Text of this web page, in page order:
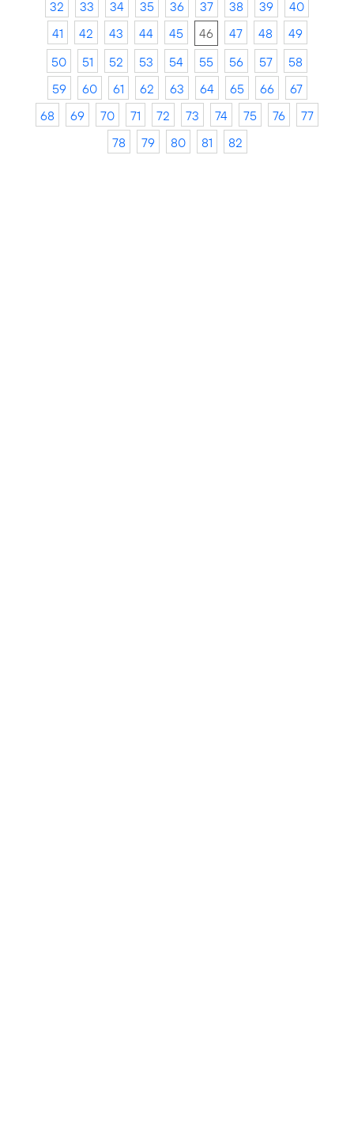
32
33 34 35 36 37 38 39
40
41
42 43 44 45 46 47 48
49
50
51 52 53 54 55 56 57
58
59
60 61 62 63 64 65 66
67
68
69 70 71 72 73 74 75 76
77
78
79 80 81 82